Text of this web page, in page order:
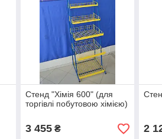
Стенд "Хімія 600" (для
торгівлі побутовою хімією)
3 455₴ 2